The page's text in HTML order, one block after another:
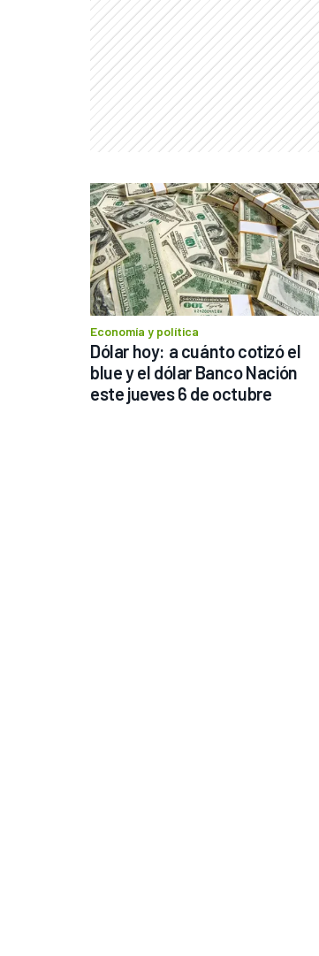
Economía y política
Dólar hoy: a cuánto cotizó el
blue y el dólar Banco Nación